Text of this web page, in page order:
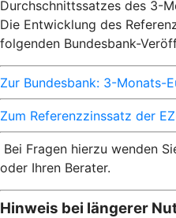
Durchschnittssatzes des 3-
Die Entwicklung des
folgenden Bundesbank-
Zur Bundesbank: 3-Monats-
Zum Referenzzinssatz der
Bei Fragen hierzu wenden
oder Ihren Berater.
Hinweis bei längerer